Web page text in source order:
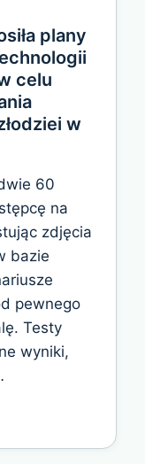
plany
celu
w
60
na
zdjęcia
bazie
pewnego
Testy
wyniki,